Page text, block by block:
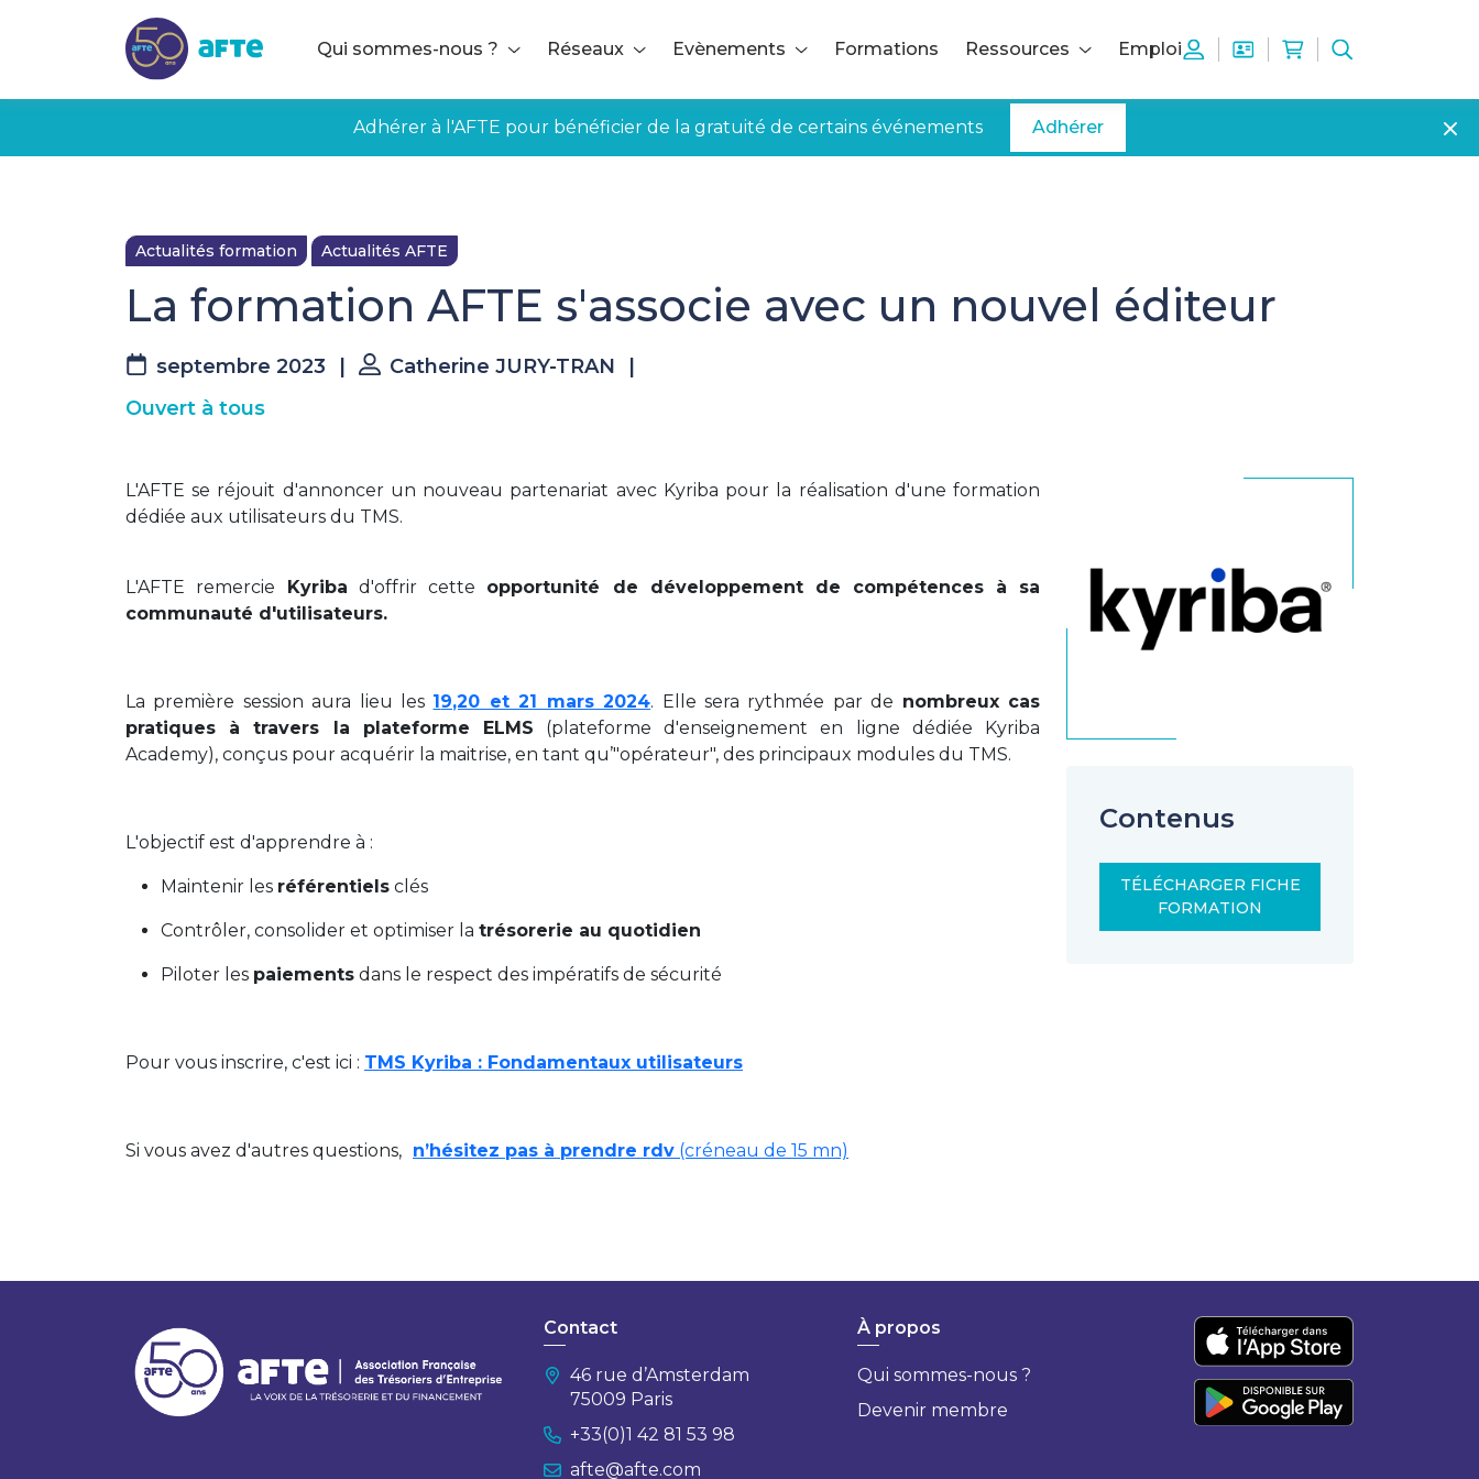
Qui sommes-nous ?
Réseaux Evènements Formations Ressources Emploi
Adhérer à l'AFTE pour bénéficier de la gratuité de certains événements Adhérer
Actualités formation Actualités AFTE
La formation AFTE s'associe avec un nouvel éditeur
septembre 2023 Catherine JURY-TRAN
Ouvert à tous
L'AFTE se réjouit d'annoncer un nouveau partenariat avec Kyriba pour la réalisation d'une formation
dédiée aux utilisateurs du TMS.
L'AFTE remercie Kyriba d'offrir cette opportunité de développement de compétences à sa
communauté d'utilisateurs.
La première session aura lieu les 19,20 et 21 mars 2024. Elle sera rythmée par de nombreux cas
pratiques à travers la plateforme ELMS (plateforme d'enseignement en ligne dédiée Kyriba
Academy), conçus pour acquérir la maitrise, en tant qu’"opérateur", des principaux modules du TMS.
L'objectif est d'apprendre à :
Maintenir les référentiels clés
Contrôler, consolider et optimiser la trésorerie au quotidien
Piloter les paiements dans le respect des impératifs de sécurité
Pour vous inscrire, c'est ici : TMS Kyriba : Fondamentaux utilisateurs
Si vous avez d'autres questions, n’hésitez pas à prendre rdv (créneau de 15 mn)
Contenus
TÉLÉCHARGER FICHE
FORMATION
Contact
46 rue d’Amsterdam
75009 Paris
+33(0)1 42 81 53 98
afte@afte.com
À propos
Qui sommes-nous ?
Devenir membre